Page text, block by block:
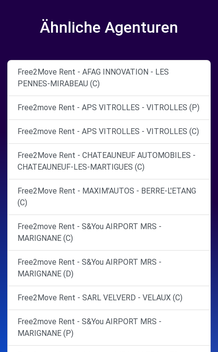
Ähnliche Agenturen
Free2Move Rent - AFAG INNOVATION - LES
PENNES-MIRABEAU (C)
Free2move Rent - APS VITROLLES - VITROLLES (P)
Free2move Rent - APS VITROLLES - VITROLLES (C)
Free2Move Rent - CHATEAUNEUF AUTOMOBILES -
CHATEAUNEUF-LES-MARTIGUES (C)
Free2Move Rent - MAXIM'AUTOS - BERRE-L'ETANG
(C)
Free2move Rent - S&You AIRPORT MRS -
MARIGNANE (C)
Free2move Rent - S&You AIRPORT MRS -
MARIGNANE (D)
Free2Move Rent - SARL VELVERD - VELAUX (C)
Free2move Rent - S&You AIRPORT MRS -
MARIGNANE (P)